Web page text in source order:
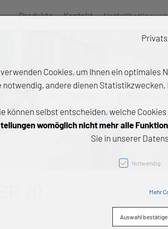
Produkte Kontakt Notfallhotline:
Alle Produkte
Wälz- und Gleitlager
Antriebstechnik
Chemische Produkte
70
Cookies, um Ihnen ein optimales
notwendig, andere dienen
können selbst entscheiden, welche
womöglich nicht mehr alle
Sie in unserer
Notwendig
Mehr
Auswahl